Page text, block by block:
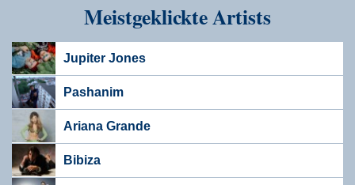
Meistgeklickte Artists
Jupiter Jones
Pashanim
Ariana Grande
Bibiza